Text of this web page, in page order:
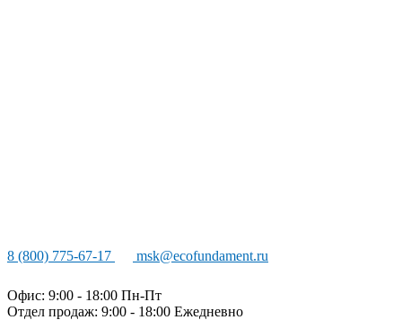
8 (800) 775-67-17 msk@ecofundament.ru
Офис: 9:00 - 18:00 Пн-Пт
Отдел продаж: 9:00 - 18:00 Ежедневно